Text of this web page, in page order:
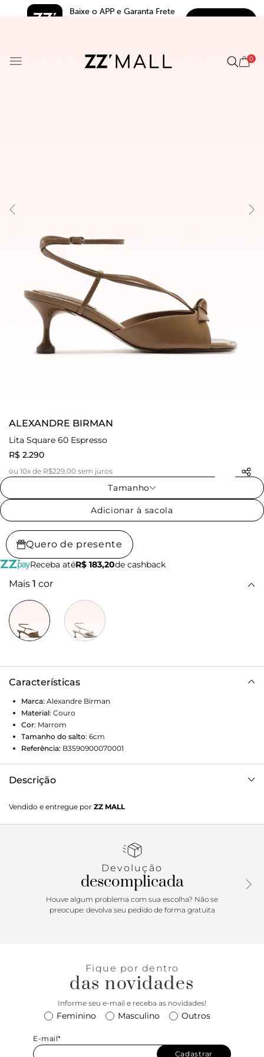
Baixe o APP e Garanta Frete
0
ALEXANDRE BIRMAN
Lita Square 60 Espresso
R$ 2.290
ou 10x de R$229,00 sem juros
Tamanho
Adicionar à sacola
Quero de presente
Receba atéR$ 183,20de cashback
Mais 1 cor
Características
Marca: Alexandre Birman
Material: Couro
Cor: Marrom
Tamanho do salto: 6cm
Referência: B3590900070001
Descrição
O recorte frontal levemente quadrado valoriza a silhueta, o
laço fino com acabamento a fio e borda emborrachada
estrutura e conforto. Um modelo refinado e versátil.
Vendido e entregue por ZZ MALL
Devolução
descomplicada
Houve algum problema com sua escolha? Não se
preocupe: devolva seu pedido de forma gratuita
Fique por dentro
das novidades
Informe seu e-mail e receba as novidades!
Feminino Masculino Outros
E-mail*
Cadastrar